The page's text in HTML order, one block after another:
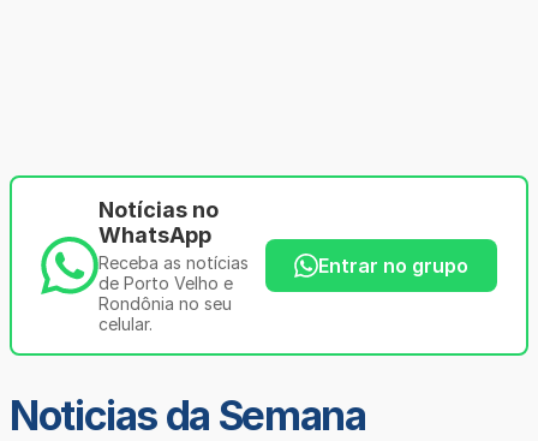
Notícias no
WhatsApp
Receba as notícias
de Porto Velho e
Rondônia no seu
celular.
Entrar no grupo
Noticias da Semana